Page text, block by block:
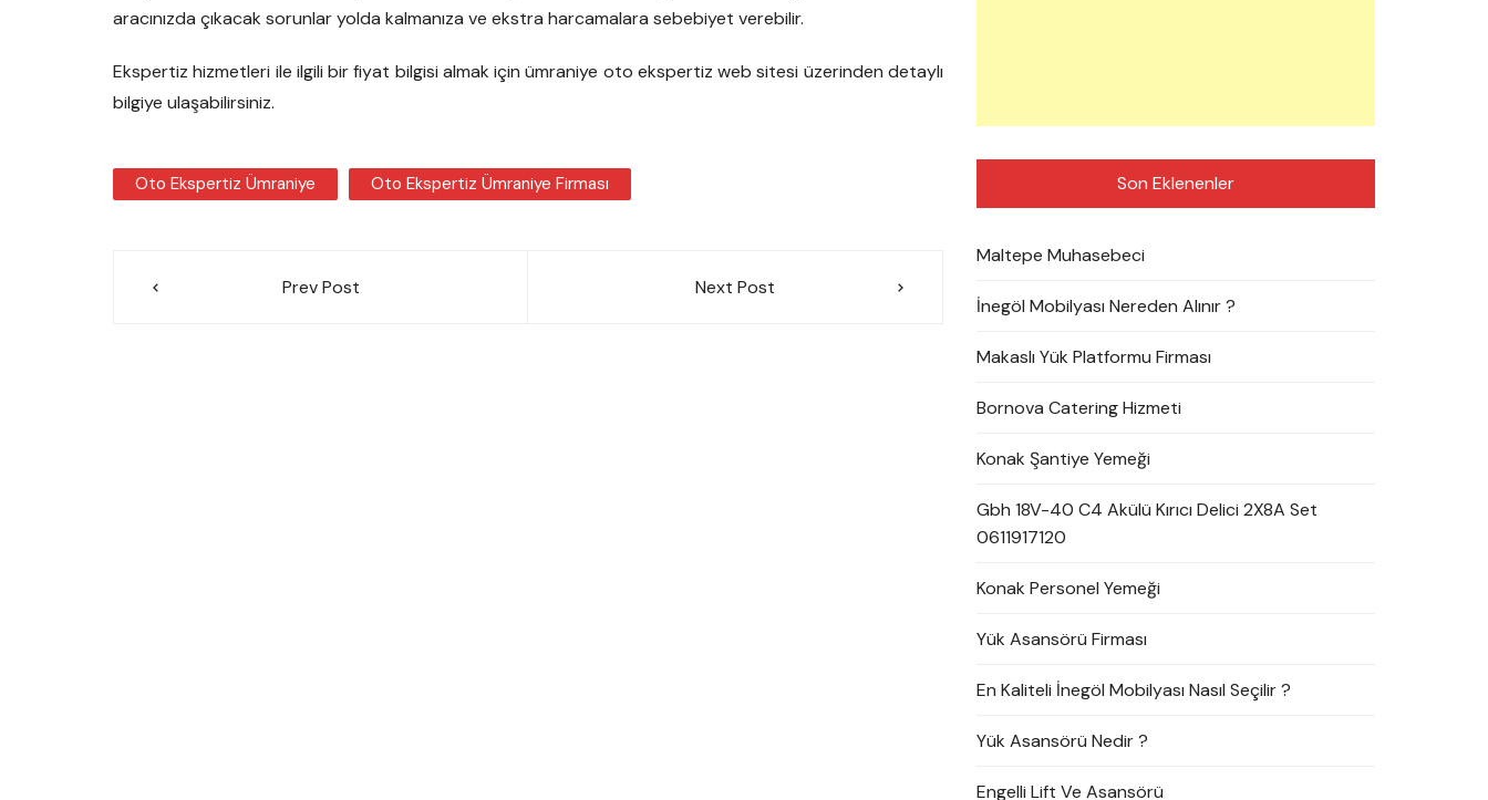
aracınızda çıkacak sorunlar yolda kalmanıza ve ekstra harcamalara sebebiyet verebilir.
Ekspertiz hizmetleri ile ilgili bir fiyat bilgisi almak için ümraniye oto ekspertiz web sitesi üzerinden detaylı
bilgiye ulaşabilirsiniz.
Oto Ekspertiz Ümraniye Oto Ekspertiz Ümraniye Firması
Prev Post Next Post
Son Eklenenler
Maltepe Muhasebeci
İnegöl Mobilyası Nereden Alınır ?
Makaslı Yük Platformu Firması
Bornova Catering Hizmeti
Konak Şantiye Yemeği
Gbh 18V-40 C4 Akülü Kırıcı Delici 2X8A Set
0611917120
Konak Personel Yemeği
Yük Asansörü Firması
En Kaliteli İnegöl Mobilyası Nasıl Seçilir ?
Yük Asansörü Nedir ?
Engelli Lift Ve Asansörü